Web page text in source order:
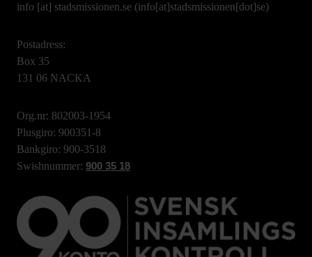
info [at] stadsmissionen.se (info[at]stadsmissionen[dot]se)
Postadress:
Box 35
131 06 NACKA
Org.nr: 802003-1954
Plusgiro: 900351-8
Bankgiro: 900-3518
Swishnummer: 900 35 18